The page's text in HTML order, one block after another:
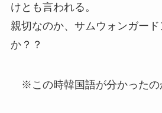
けとも言われる。
親切なのか、サムウォンガー
か？？
※この時韓国語が分かったの